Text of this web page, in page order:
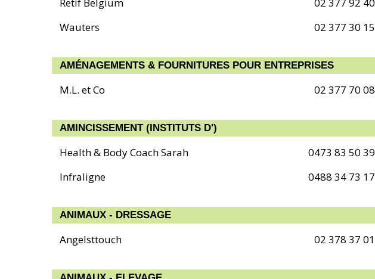
Wauters
02 377 30 15
AMÉNAGEMENTS & FOURNITURES POUR ENTREPRISES
M.L. et Co 02 377 70 08
AMINCISSEMENT (INSTITUTS D')
Health & Body Coach Sarah
0473 83 50 39
Infraligne
0488 34 73 17
ANIMAUX - DRESSAGE
Angelsttouch 02 378 37 01